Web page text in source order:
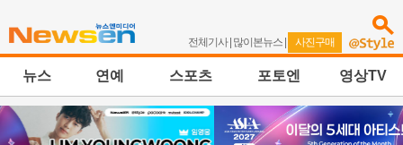
전체기사| 많이본뉴스 | 사진구매
뉴스 연예 스포츠 포토엔 영상TV